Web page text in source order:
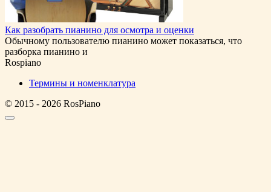
Как разобрать пианино для осмотра и оценки
Обычному пользователю пианино может показаться, что
разборка пианино и
Rospiano
Термины и номенклатура
© 2015 - 2026 RosPiano